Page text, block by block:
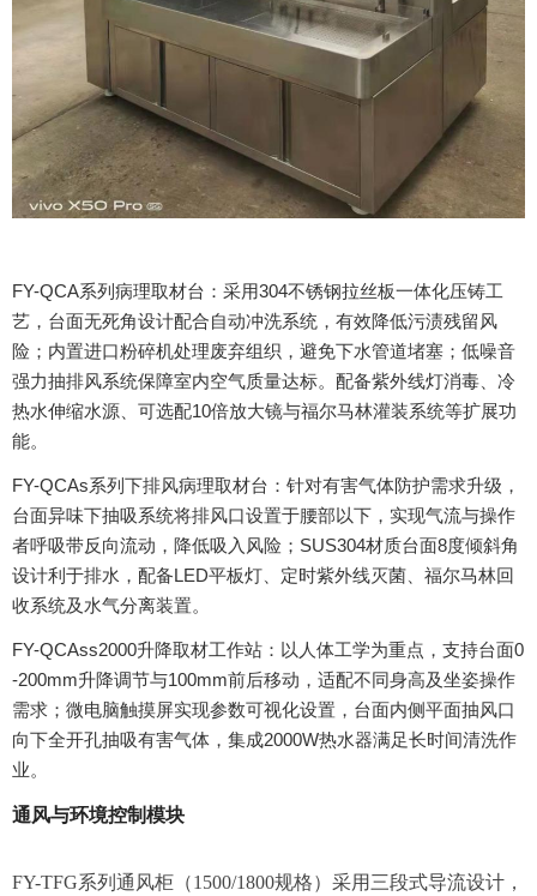
FY-QCA系列病理取材台：采用304不锈钢拉丝板一体化压铸工
艺，台面无死角设计配合自动冲洗系统，有效降低污渍残留风
险；内置进口粉碎机处理废弃组织，避免下水管道堵塞；低噪音
强力抽排风系统保障室内空气质量达标。配备紫外线灯消毒、冷
热水伸缩水源、可选配10倍放大镜与福尔马林灌装系统等扩展功
能。
FY-QCAs系列下排风病理取材台：针对有害气体防护需求升级，
台面异味下抽吸系统将排风口设置于腰部以下，实现气流与操作
者呼吸带反向流动，降低吸入风险；SUS304材质台面8度倾斜角
设计利于排水，配备LED平板灯、定时紫外线灭菌、福尔马林回
收系统及水气分离装置。
FY-QCAss2000升降取材工作站：以人体工学为重点，支持台面0
-200mm升降调节与100mm前后移动，适配不同身高及坐姿操作
需求；微电脑触摸屏实现参数可视化设置，台面内侧平面抽风口
向下全开孔抽吸有害气体，集成2000W热水器满足长时间清洗作
业。
通风与环境控制模块
FY-TFG系列通风柜（1500/1800规格）采用三段式导流设计，